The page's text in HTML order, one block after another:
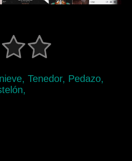
Tenedor, Pedazo,